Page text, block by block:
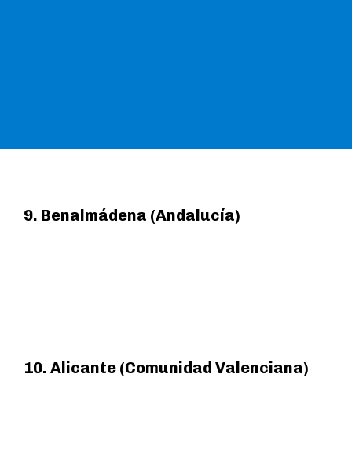
9. Benalmádena (Andalucía)
10. Alicante (Comunidad Valenciana)